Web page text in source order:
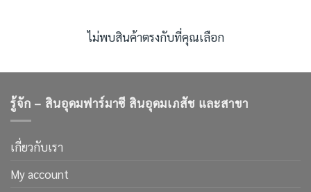
ไม่พบสินค้าตรงกับที่คุณเลือก
รู้จัก – สินอุดมฟาร์มาซี สินอุดมเภสัช และสาขา
เกี่ยวกับเรา
My account